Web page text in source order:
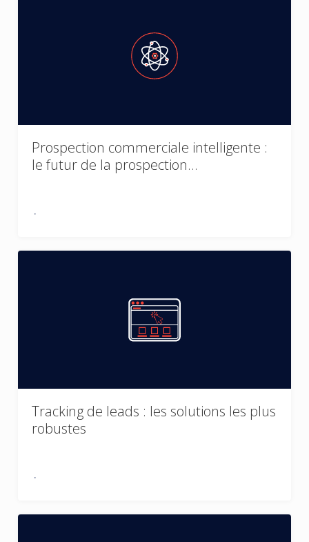
Prospection commerciale intelligente :
le futur de la prospection…
Tracking de leads : les solutions les plus
robustes